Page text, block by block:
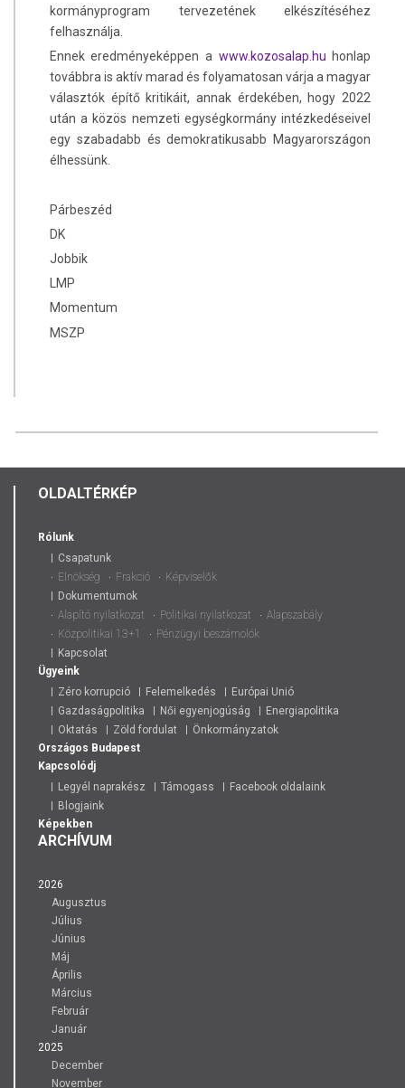
kormányprogram tervezetének elkészítéséhez
felhasználja.
Ennek eredményeképpen a www.kozosalap.hu honlap
továbbra is aktív marad és folyamatosan várja a magyar
választók építő kritikáit, annak érdekében, hogy 2022
után a közös nemzeti egységkormány intézkedéseivel
egy szabadabb és demokratikusabb Magyarországon
élhessünk.
Párbeszéd
DK
Jobbik
LMP
Momentum
MSZP
OLDALTÉRKÉP
Rólunk
Csapatunk
Elnökség
Frakció
Képviselők
Dokumentumok
Alapító nyilatkozat
Politikai nyilatkozat
Alapszabály
Közpolitikai 13+1
Pénzügyi beszámolók
Kapcsolat
Ügyeink
Zéro korrupció
Felemelkedés
Európai Unió
Gazdaságpolitika
Női egyenjogúság
Energiapolitika
Oktatás
Zöld fordulat
Önkormányzatok
Országos Budapest
Kapcsolódj
Legyél naprakész
Támogass
Facebook oldalaink
Blogjaink
Képekben
ARCHÍVUM
2026
Augusztus
Július
Június
Máj
Április
Március
Február
Január
2025
December
November